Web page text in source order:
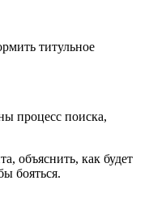
титульное
процесс поиска,
объяснить, как будет
бояться.